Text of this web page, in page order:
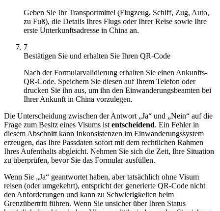
Geben Sie Ihr Transportmittel (Flugzeug, Schiff, Zug, Auto,
zu Fuß), die Details Ihres Flugs oder Ihrer Reise sowie Ihre
erste Unterkunftsadresse in China an.
7
Bestätigen Sie und erhalten Sie Ihren QR-Code
Nach der Formularvalidierung erhalten Sie einen Ankunfts-
QR-Code. Speichern Sie diesen auf Ihrem Telefon oder
drucken Sie ihn aus, um ihn den Einwanderungsbeamten bei
Ihrer Ankunft in China vorzulegen.
Die Unterscheidung zwischen der Antwort „Ja“ und „Nein“ auf die
Frage zum Besitz eines Visums ist entscheidend. Ein Fehler in
diesem Abschnitt kann Inkonsistenzen im Einwanderungssystem
erzeugen, das Ihre Passdaten sofort mit dem rechtlichen Rahmen
Ihres Aufenthalts abgleicht. Nehmen Sie sich die Zeit, Ihre Situation
zu überprüfen, bevor Sie das Formular ausfüllen.
Wenn Sie „Ja“ geantwortet haben, aber tatsächlich ohne Visum
reisen (oder umgekehrt), entspricht der generierte QR-Code nicht
den Anforderungen und kann zu Schwierigkeiten beim
Grenzübertritt führen. Wenn Sie unsicher über Ihren Status